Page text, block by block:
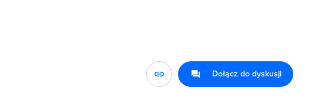
Dołącz do dyskusji